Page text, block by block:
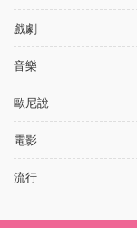
戲劇
音樂
歐尼說
電影
流行